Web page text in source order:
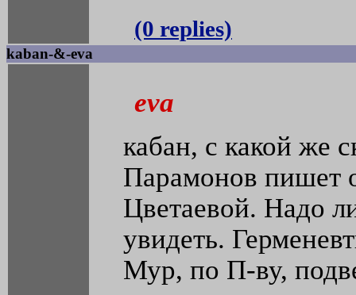
(0 replies)
kaban-&-eva
eva
кабан, с какой же
Парамонов пишет
Цветаевой. Надо
увидеть.
Мур, по П-ву,